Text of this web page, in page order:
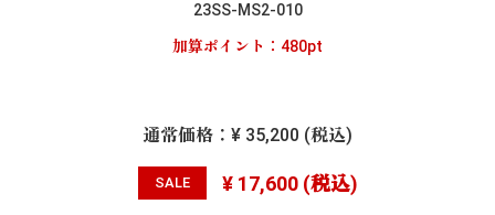
23SS-MS2-010
加算ポイント： 480pt
通常価格： ¥ 35,200 (税込)
SALE ¥ 17,600(税込)